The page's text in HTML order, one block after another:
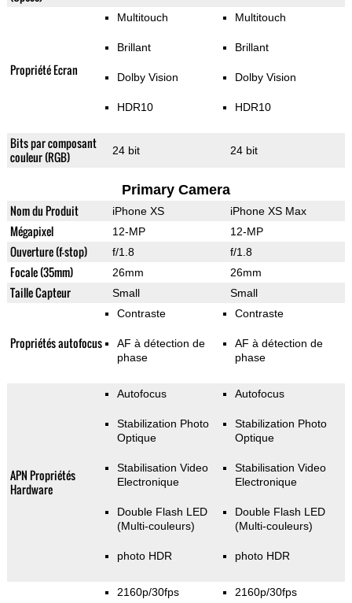
Propriété Ecran
Multitouch
Brillant
Dolby Vision
HDR10
Multitouch
Brillant
Dolby Vision
HDR10
Bits par composant
couleur (RGB)
24 bit 24 bit
Primary Camera
Nom du Produit iPhone XS iPhone XS Max
Mégapixel 12-MP 12-MP
Ouverture (f-stop) f/1.8 f/1.8
Focale (35mm) 26mm 26mm
Taille Capteur Small Small
Propriétés autofocus
Contraste
AF à détection de
phase
Contraste
AF à détection de
phase
APN Propriétés
Hardware
Autofocus
Stabilization Photo
Optique
Stabilisation Video
Electronique
Double Flash LED
(Multi-couleurs)
photo HDR
Autofocus
Stabilization Photo
Optique
Stabilisation Video
Electronique
Double Flash LED
(Multi-couleurs)
photo HDR
2160p/30fps 2160p/30fps